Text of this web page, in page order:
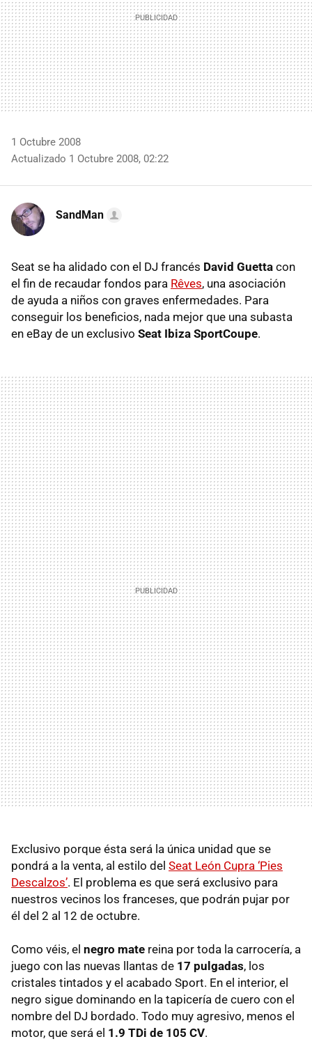
1 Octubre 2008
Actualizado 1 Octubre 2008, 02:22
SandMan
Seat se ha alidado con el DJ francés David Guetta con
el fin de recaudar fondos para Rêves, una asociación
de ayuda a niños con graves enfermedades. Para
conseguir los beneficios, nada mejor que una subasta
en eBay de un exclusivo Seat Ibiza SportCoupe.
Exclusivo porque ésta será la única unidad que se
pondrá a la venta, al estilo del Seat León Cupra ‘Pies
Descalzos’. El problema es que será exclusivo para
nuestros vecinos los franceses, que podrán pujar por
él del 2 al 12 de octubre.
Como véis, el negro mate reina por toda la carrocería, a
juego con las nuevas llantas de 17 pulgadas, los
cristales tintados y el acabado Sport. En el interior, el
negro sigue dominando en la tapicería de cuero con el
nombre del DJ bordado. Todo muy agresivo, menos el
motor, que será el 1.9 TDi de 105 CV.